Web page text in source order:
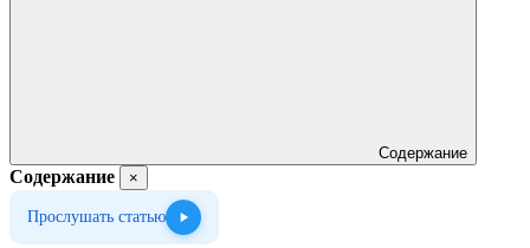
Содержание
Содержание ×
Прослушать статью